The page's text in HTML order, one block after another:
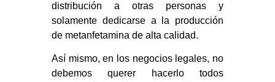
distribución a otras personas y
solamente dedicarse a la producción
de metanfetamina de alta calidad.
Así mismo, en los negocios legales, no
debemos querer hacerlo todos